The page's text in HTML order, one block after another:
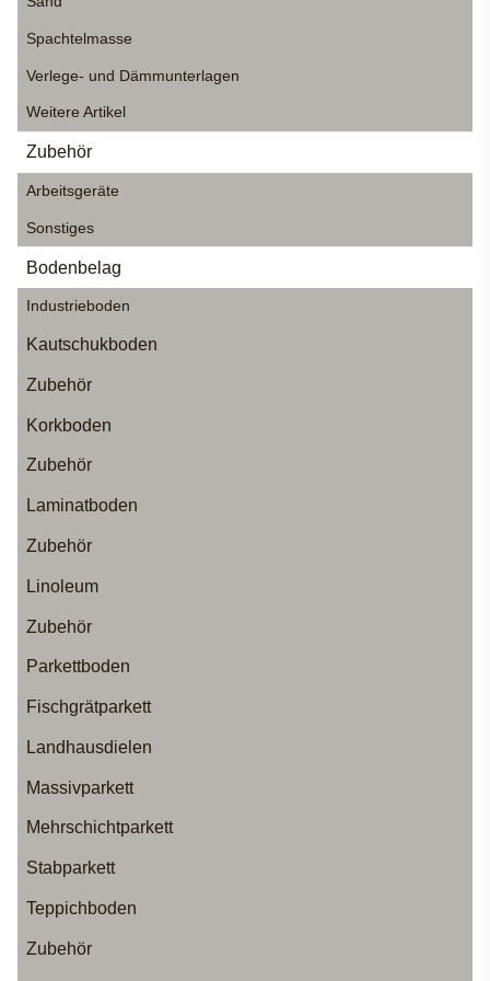
Spachtelmasse
Verlege- und Dämmunterlagen
Weitere Artikel
Zubehör
Arbeitsgeräte
Sonstiges
Bodenbelag
Industrieboden
Kautschukboden
Zubehör
Korkboden
Zubehör
Laminatboden
Zubehör
Linoleum
Zubehör
Parkettboden
Fischgrätparkett
Landhausdielen
Massivparkett
Mehrschichtparkett
Stabparkett
Teppichboden
Zubehör